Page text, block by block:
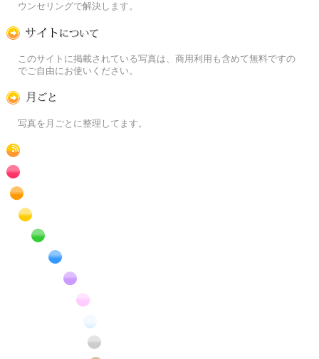
ウンセリングで解決します。
このサイトに掲載されている写真は、商用利用も含めて無料ですの
でご自由にお使いください。
写真を月ごとに整理してます。
RSS
赤色の花のフリー写真素材
橙色の花のフリー写真素材
黄色の花のフリー写真素材
緑色の花のフリー写真素材
青色の花のフリー写真素材
紫色の花のフリー写真素材
白色の花のフリー写真素材
昆虫のフリー写真素材